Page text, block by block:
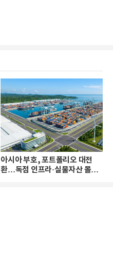
아시아 부호, 포트폴리오 대전
환…독점 인프라·실물자산 몰린